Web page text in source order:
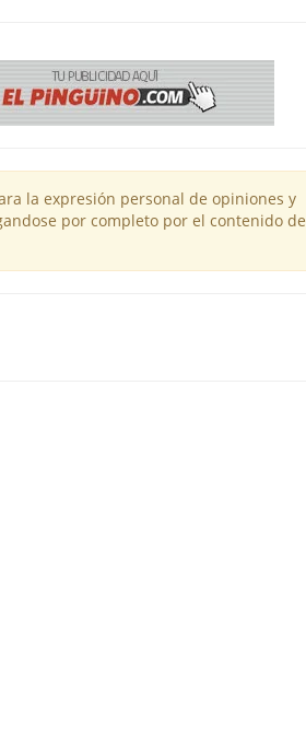
la expresión personal de opiniones y
por completo por el contenido de